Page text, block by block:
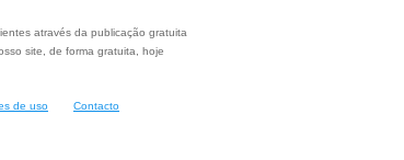
através da publicação gratuita
site, de forma gratuita, hoje
de uso Contacto